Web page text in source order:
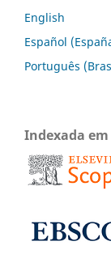
English
Español
Português
Indexada em